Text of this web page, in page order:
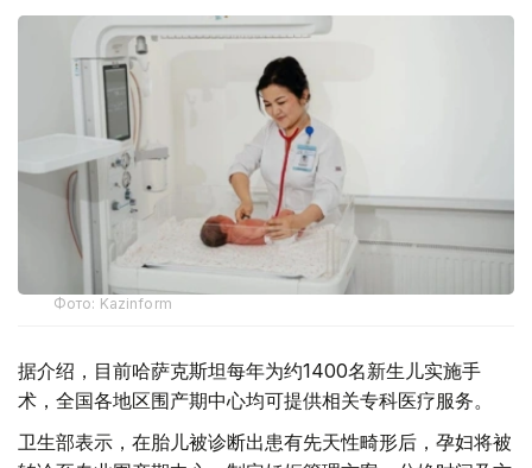
Фото: Kazinform
据介绍，目前哈萨克斯坦每年为约1400名新生儿实施手
术，全国各地区围产期中心均可提供相关专科医疗服务。
卫生部表示，在胎儿被诊断出患有先天性畸形后，孕妇将被